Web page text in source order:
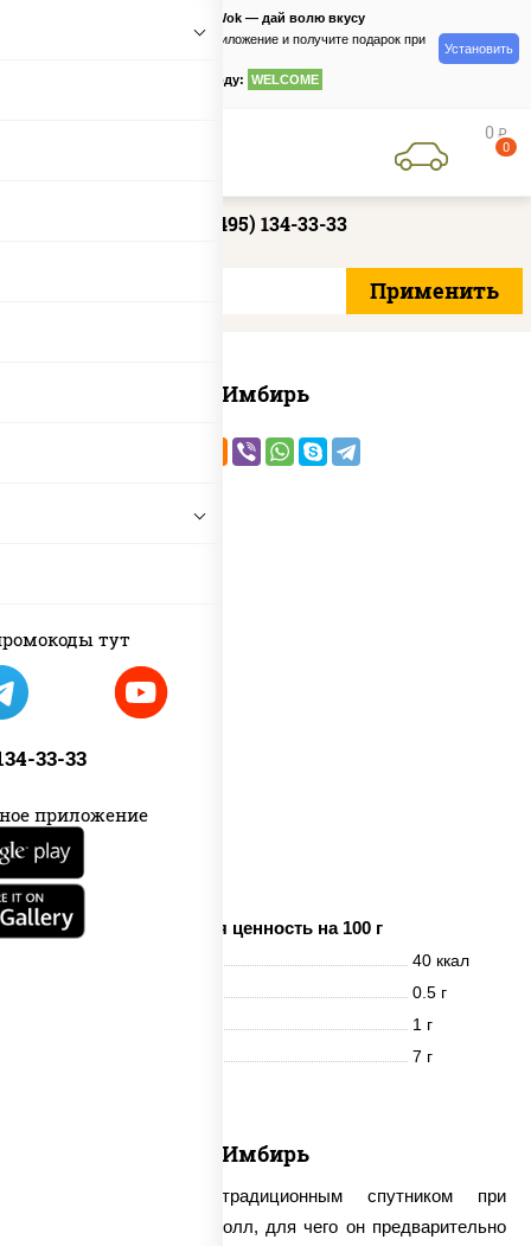
тут
33-33
приложение
PizzaSushiWok — дай волю вкусу
Скачайте приложение и получите подарок при
по промокоду: WELCOME
Установить
0 руб
0
+7 (495) 134-33-33
Имбирь
имбирь
Пищевая ценность на 100 г
40 ккал
0.5 г
1 г
7 г
Имбирь
Имбирь считается традиционным спутником при
употреблении суши и ролл, для чего он предварительно